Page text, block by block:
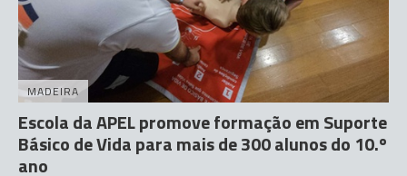
MADEIRA
Escola da APEL promove formação em Suporte
Básico de Vida para mais de 300 alunos do 10.º
ano